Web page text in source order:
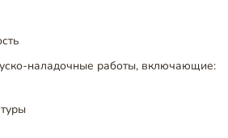
наладочные работы, включающие: